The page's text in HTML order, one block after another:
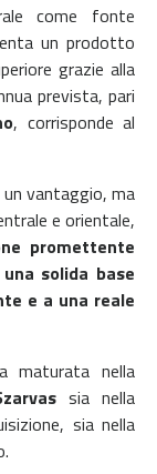
come fonte
un prodotto
grazie alla
prevista, pari
, corrisponde al
vantaggio, ma
e orientale,
promettente
solida base
e a una reale
maturata nella
sia nella
sia nella